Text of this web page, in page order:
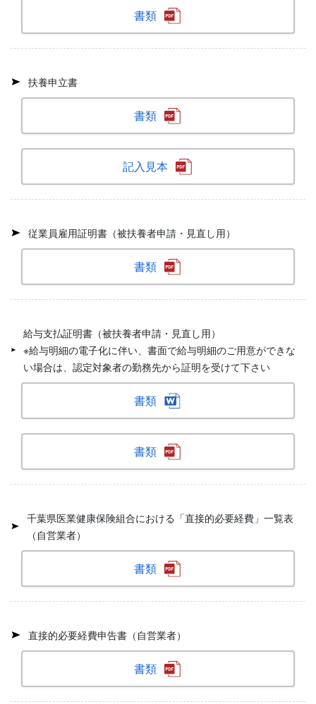
書類
扶養申立書
書類
記入見本
従業員雇用証明書（被扶養者申請・見直し用）
書類
給与支払証明書（被扶養者申請・見直し用）
※給与明細の電子化に伴い、書面で給与明細のご用意ができな
い場合は、認定対象者の勤務先から証明を受けて下さい
書類
書類
千葉県医業健康保険組合における「直接的必要経費」一覧表
（自営業者）
書類
直接的必要経費申告書（自営業者）
書類